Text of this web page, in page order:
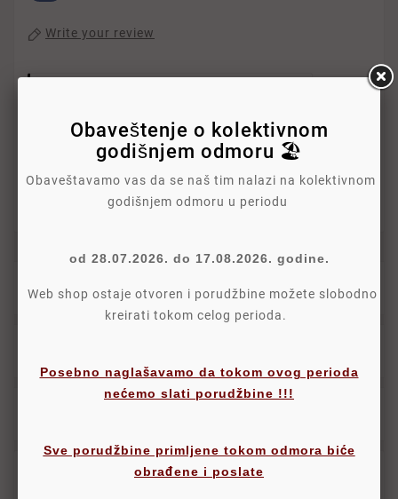
Write your review
Politika Isporuke
Detalji
Obaveštenje o kolektivnom
godišnjem odmoru 🏖️
Obaveštavamo vas da se naš tim nalazi na kolektivnom
godišnjem odmoru u periodu
od 28.07.2026. do 17.08.2026. godine.
Web shop ostaje otvoren i porudžbine možete slobodno
kreirati tokom celog perioda.
Posebno naglašavamo da tokom ovog perioda
nećemo slati porudžbine !!!
Sve porudžbine primljene tokom odmora biće
obrađene i poslate